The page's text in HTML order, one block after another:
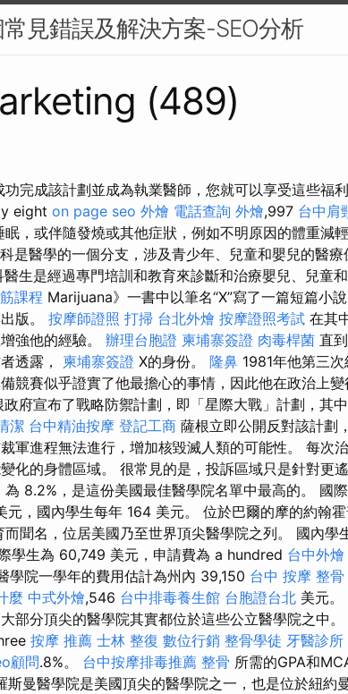
見錯誤及解決方案-SEO分析
(489)
完成該計劃並成為執業醫師，您就可以享受這些福
eight on page seo 外燴 電話查詢 外燴,997 台中肩
，或伴隨發燒或其他症狀，例如不明原因的體重減
是醫學的一個分支，涉及青少年、兒童和嬰兒的醫療
醫生是經過專門培訓和教育來診斷和治療嬰兒、兒童和
課程 Marijuana》一書中以筆名“X”寫了一篇短篇小
版。 按摩師證照 打掃 台北外燴 按摩證照考試 在其
強他的經驗。 辦理台胞證 柬埔寨簽證 肉毒桿菌 直
透露， 柬埔寨簽證 X的身份。 隆鼻 1981年他第三
競賽似乎證實了他最擔心的事情，因此他在政治上變
府宣布了戰略防禦計劃，即「星際大戰」計劃，其
潔 台中精油按摩 登記工商 薩根立即公開反對該計劃
軍進程無法進行，增加核毀滅人類的可能性。 每次
化的身體區域。 很常見的是，投訴區域只是針對更
8.2%，是這份美國最佳醫學院名單中最高的。 國
元，國內學生每年 164 美元。 位於巴爾的摩的約翰
聞名，位居美國乃至世界頂尖醫學院之列。 國內學
學生為 60,749 美元，申請費為 a hundred 台中外燴
學院一學年的費用估計為州內 39,150 台中 按摩 整骨
麼 中式外燴,546 台中排毒養生館 台胞證台北 美元
部分頂尖的醫學院其實都位於這些公立醫學院之中
按摩 推薦 士林 整復 數位行銷 整骨學徒 牙醫診所
顧問.8%。 台中按摩排毒推薦 整骨 所需的GPA和
曼醫學院是美國頂尖的醫學院之一，也是位於紐約